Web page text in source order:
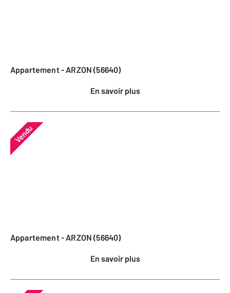
Appartement - ARZON (56640)
En savoir plus
Vendu
Appartement - ARZON (56640)
En savoir plus